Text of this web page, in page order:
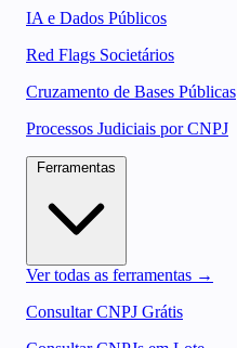
IA e Dados Públicos
Red Flags Societários
Cruzamento de Bases Públicas
Processos Judiciais por CNPJ
Ver todas as ferramentas →
Consultar CNPJ Grátis